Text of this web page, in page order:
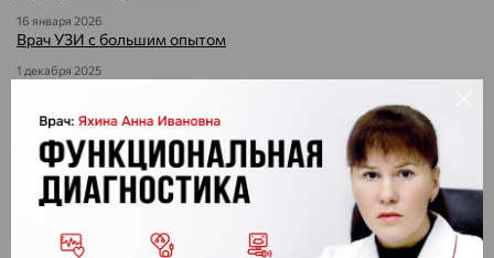
16 января 2026
Врач УЗИ с большим опытом
1 декабря 2025
28 ноября 2025
Остеопороз: болезнь, о которой нельзя молчать
14 ноября 2025
14 ноября — День эндокринолога: праздник тех, кто помогает
сохранять здоровье на долгие годы
13 ноября 2025